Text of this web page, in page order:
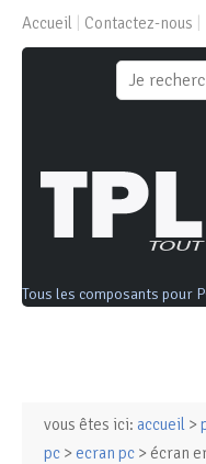
Accueil Contactez-nous
Tous les composants pour
vous êtes ici: accueil >
pc > ecran pc > écran